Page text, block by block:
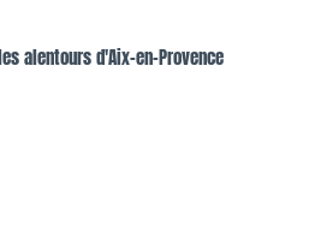
alentours d'Aix-en-Provence